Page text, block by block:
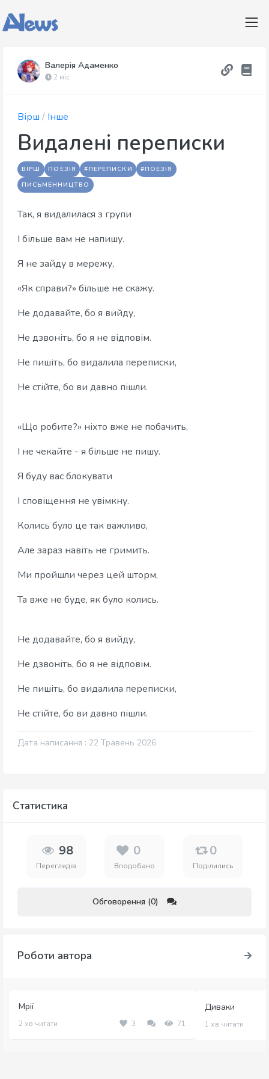
Валерія Адаменко
2 міс
Вірш / Інше
Видалені переписки
ВІРШ ПОЕЗІЯ #ПЕРЕПИСКИ
#ПОЕЗІЯ
ПИСЬМЕННИЦТВО
Так, я видалилася з групи
І більше вам не напишу.
Я не зайду в мережу,
«Як справи?» більше не скажу.
Не додавайте, бо я вийду,
Не дзвоніть, бо я не відповім.
Не пишіть, бо видалила переписки,
Не стійте, бо ви давно пішли.
«Що робите?» ніхто вже не побачить,
І не чекайте - я більше не пишу.
Я буду вас блокувати
І сповіщення не увімкну.
Колись було це так важливо,
Але зараз навіть не гримить.
Ми пройшли через цей шторм,
Та вже не буде, як було колись.
Не додавайте, бо я вийду,
Не дзвоніть, бо я не відповім.
Не пишіть, бо видалила переписки,
Не стійте, бо ви давно пішли.
Дата написання : 22 Травень 2026
Статистика
98
Переглядів
0
Вподобано
0
Поділились
Обговорення (0)
Роботи автора
Мрії
2 хв читати 3 71
Диваки
1 хв читати